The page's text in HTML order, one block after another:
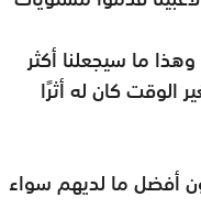
ما سيجعلنا أكثر
الوقت كان له أثرًا
أفضل ما لديهم سواء